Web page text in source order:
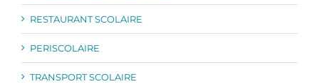
RESTAURANT SCOLAIRE
PERISCOLAIRE
TRANSPORT SCOLAIRE